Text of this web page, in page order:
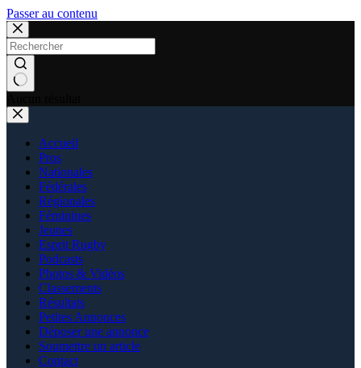
Passer au contenu
Accueil
Pros
Nationales
Fédérales
Régionales
Féminines
Jeunes
Esprit Rugby
Podcasts
Photos & Vidéos
Classements
Résultats
Petites Annonces
Déposer une annonce
Soumettre un article
Contact